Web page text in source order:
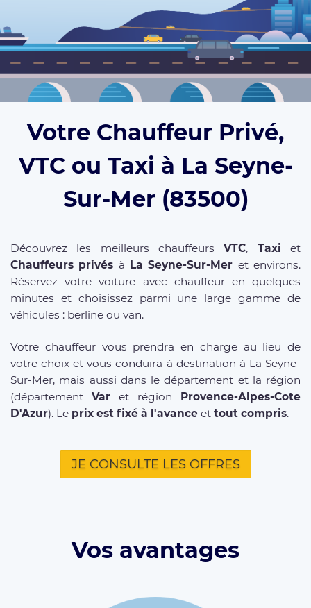
Votre Chauffeur Privé,
VTC ou Taxi à La Seyne-
Sur-Mer (83500)
Découvrez les meilleurs chauffeursVTC, Taxi et
Chauffeurs privés à La Seyne-Sur-Mer et environs.
Réservez votre voiture avec chauffeur en quelques
minutes et choisissez parmi une large gamme de
véhicules : berline ou van.
Votre chauffeur vous prendra en charge au lieu de
votre choix et vous conduira à destination à La Seyne-
Sur-Mer, mais aussi dans le département et la région
(département Var et région Provence-Alpes-Cote
D'Azur). Le prix est fixé à l'avance et tout compris.
JE CONSULTE LES OFFRES
Vos avantages